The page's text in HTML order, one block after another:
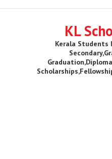
KL
Kerala Students